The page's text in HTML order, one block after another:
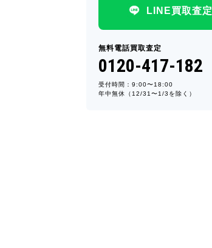
LINE買取査定
無料電話買取査定
0120-417-182
受付時間：9:00〜18:00
年中無休（12/31〜1/3を除く）